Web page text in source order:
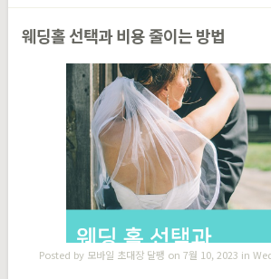
웨딩홀 선택과 비용 줄이는 방법
Posted by 모바일 초대장 달팽 on 7월 10, 2023 in